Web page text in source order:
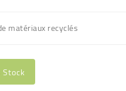
matériaux recyclés